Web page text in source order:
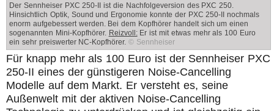
Der Sennheiser PXC 250-II ist die Nachfolgeversion des PXC 250.
Hinsichtlich Optik, Sound und Ergonomie konnte der PXC 250-II nochmals
enorm aufgebessert werden. Bei dem Kopfhörer handelt sich um einen
sogenannten Mini-Kopfhörer. Reizvoll:Er ist mit etwas mehr als 100 Euro
ein sehr preiswerter NC-Kopfhörer.© Sennheiser
Für knapp mehr als 100 Euro ist der Sennheiser PXC
250-II eines der günstigeren Noise-Cancelling
Modelle auf dem Markt. Er versteht es, seine
Außenwelt mit der aktiven Noise-Cancelling